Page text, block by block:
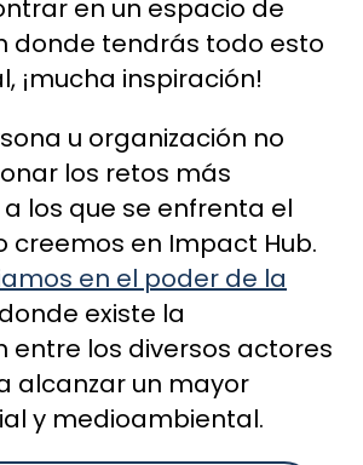
en un espacio de
donde tendrás todo esto
¡mucha inspiración!
u organización no
los retos más
los que se enfrenta el
creemos en Impact Hub.
en el poder de la
existe la
entre los diversos actores
alcanzar un mayor
y medioambiental.